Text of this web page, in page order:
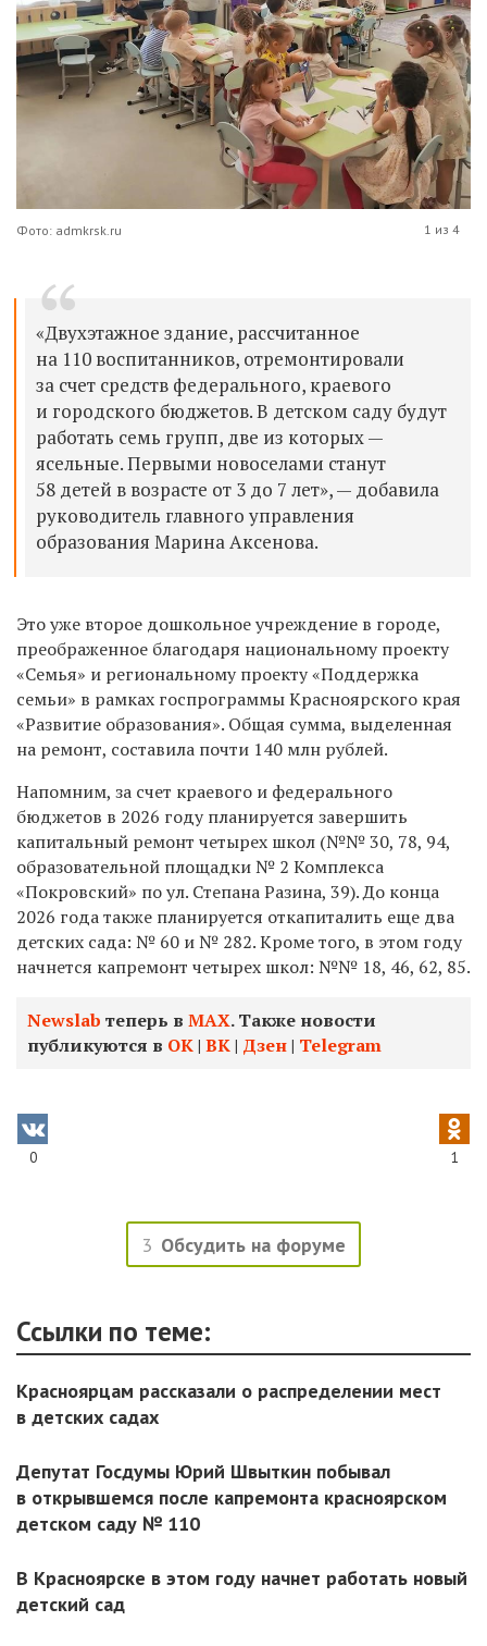
Фото: admkrsk.ru 1 из 4
«Двухэтажное здание, рассчитанное
на 110 воспитанников, отремонтировали
за счет средств федерального, краевого
и городского бюджетов. В детском саду будут
работать семь групп, две из которых —
ясельные. Первыми новоселами станут
58 детей в возрасте от 3 до 7 лет», — добавила
руководитель главного управления
образования Марина Аксенова.
Это уже второе дошкольное учреждение в городе,
преображенное благодаря национальному проекту
«Семья» и региональному проекту «Поддержка
семьи» в рамках госпрограммы Красноярского края
«Развитие образования». Общая сумма, выделенная
на ремонт, составила почти 140 млн рублей.
Напомним, за счет краевого и федерального
бюджетов в 2026 году планируется завершить
капитальный ремонт четырех школ (№№ 30, 78, 94,
образовательной площадки № 2 Комплекса
«Покровский» по ул. Степана Разина, 39). До конца
2026 года также планируется откапиталить еще два
детских сада: № 60 и № 282. Кроме того, в этом году
начнется капремонт четырех школ: №№ 18, 46, 62, 85.
Newslab теперь в МАХ. Также новости
публикуются в ОК| ВК| Дзен| Telegram
0 1
3 Обсудить на форуме
Ссылки по теме:
Красноярцам рассказали о распределении мест
в детских садах
Депутат Госдумы Юрий Швыткин побывал
в открывшемся после капремонта красноярском
детском саду № 110
В Красноярске в этом году начнет работать новый
детский сад